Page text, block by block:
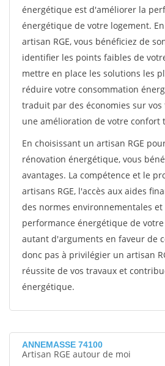
énergétique est d'améliorer la
énergétique de votre logement.
artisan RGE, vous bénéficiez de
identifier les points faibles de
mettre en place les solutions les
réduire votre consommation
traduit par des économies sur
une amélioration de votre confort
En choisissant un artisan RGE
rénovation énergétique, vous
avantages. La compétence et le
artisans RGE, l'accès aux aides
des normes environnementales
performance énergétique de
autant d'arguments en faveur de
donc pas à privilégier un artisan
réussite de vos travaux et
énergétique.
ANNEMASSE 74100
Artisan RGE autour de moi